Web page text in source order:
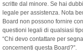
scritte dal minore. Se hai
legale per assistenza. Nota
Board non possono fornire
questioni legali di qualsiasi
“Chi devo contattare per
concernenti questa Board?”.